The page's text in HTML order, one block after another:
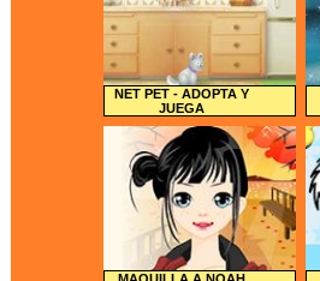
NET PET - ADOPTA Y
JUEGA